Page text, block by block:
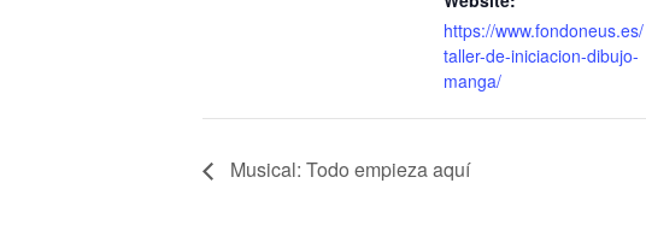
https://www.fondoneus.es/
taller-de-iniciacion-dibujo-
manga/
Musical: Todo empieza aquí